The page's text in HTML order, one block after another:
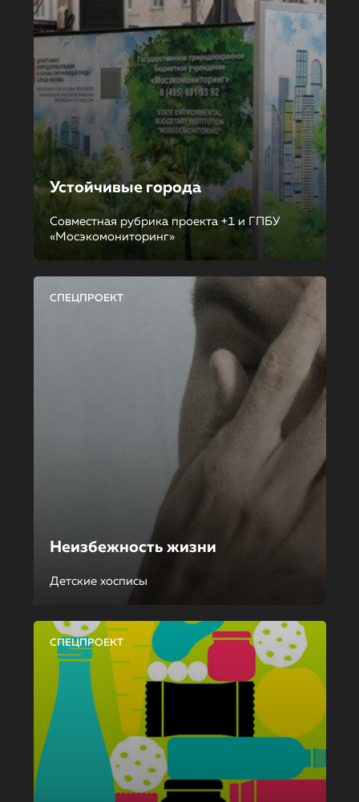
Устойчивые города
Совместная рубрика проекта +1 и ГПБУ
«Мосэкомониторинг»
СПЕЦПРОЕКТ
Неизбежность жизни
Детские хосписы
СПЕЦПРОЕКТ